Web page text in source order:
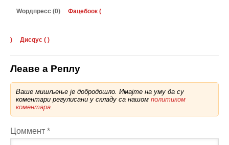
Wордпресс (0) Фацебоок (
) Дисqус ( )
Леаве а Реплy
Ваше мишљење је добродошло. Имајте на уму да су
коментари регулисани у складу са нашом политиком
коментара
Цоммент *